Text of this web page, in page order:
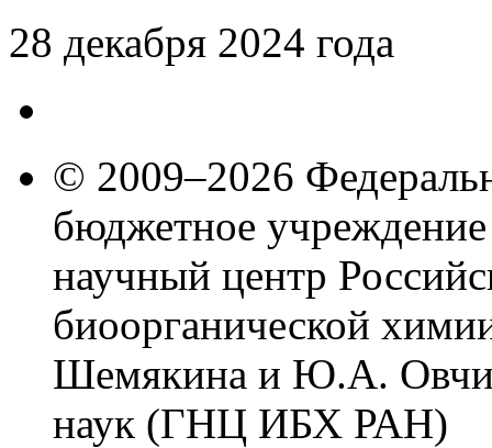
28 декабря 2024 года
© 2009–2026
бюджетное
научный центр
биоорганической
Шемякина и Ю.А.
наук (ГНЦ ИБХ РАН)